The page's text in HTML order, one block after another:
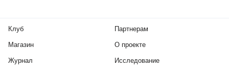
Клуб
Магазин
Журнал
Партнерам
О проекте
Исследование